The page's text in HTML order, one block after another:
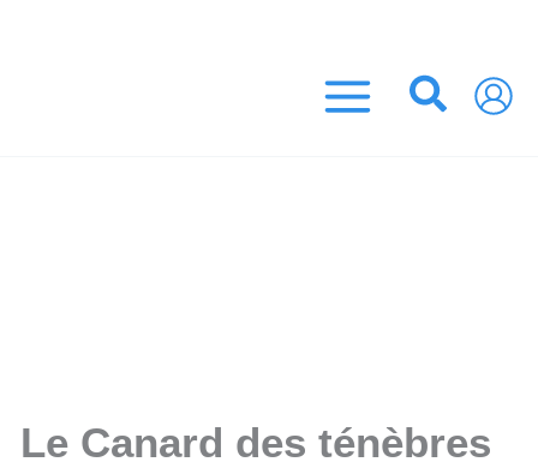
Le Canard des ténèbres